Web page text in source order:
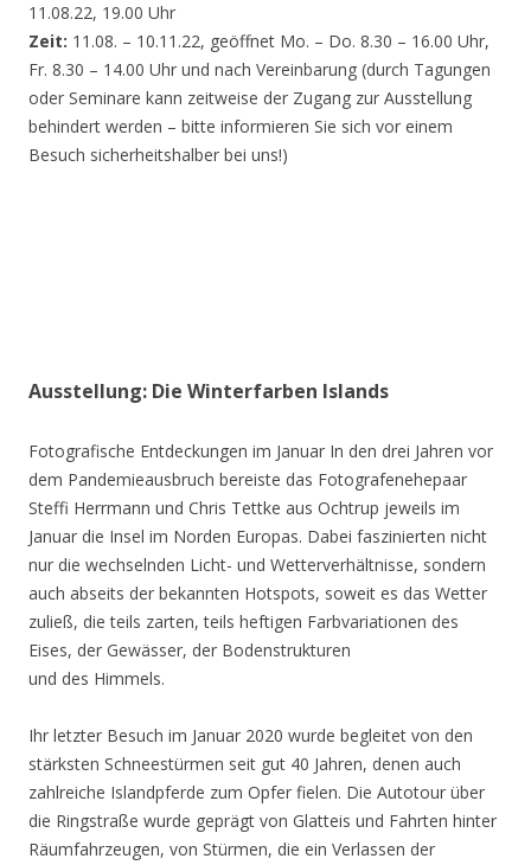
11.08.22, 19.00 Uhr
Zeit: 11.08. – 10.11.22, geöffnet Mo. – Do. 8.30 – 16.00 Uhr,
Fr. 8.30 – 14.00 Uhr und nach Vereinbarung (durch Tagungen
oder Seminare kann zeitweise der Zugang zur Ausstellung
behindert werden – bitte informieren Sie sich vor einem
Besuch sicherheitshalber bei uns!)
Ausstellung: Die Winterfarben Islands
Fotografische Entdeckungen im Januar In den drei Jahren vor
dem Pandemieausbruch bereiste das Fotografenehepaar
Steffi Herrmann und Chris Tettke aus Ochtrup jeweils im
Januar die Insel im Norden Europas. Dabei faszinierten nicht
nur die wechselnden Licht- und Wetterverhältnisse, sondern
auch abseits der bekannten Hotspots, soweit es das Wetter
zuließ, die teils zarten, teils heftigen Farbvariationen des
Eises, der Gewässer, der Bodenstrukturen
und des Himmels.
Ihr letzter Besuch im Januar 2020 wurde begleitet von den
stärksten Schneestürmen seit gut 40 Jahren, denen auch
zahlreiche Islandpferde zum Opfer fielen. Die Autotour über
die Ringstraße wurde geprägt von Glatteis und Fahrten hinter
Räumfahrzeugen, von Stürmen, die ein Verlassen der